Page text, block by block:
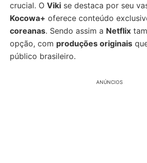
crucial. O Viki se destaca por seu
Kocowa+ oferece conteúdo
coreanas. Sendo assim a Netflix
opção, com produções originais
público brasileiro.
ANÚNCIOS